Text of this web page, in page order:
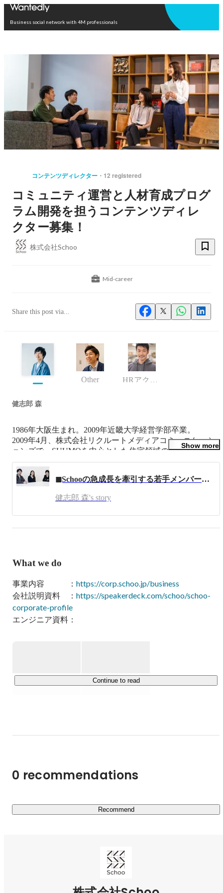
Business social network with 4M professionals
コンテンツディレクター 12 registered
コミュニティ運営と人材育成プログ
ラム開発を担うコンテンツディレ
クター募集！
株式会社Schoo
Mid-career
Share this post via...
Other HRアクセラレータ部門
健志郎 森
1986年大阪生まれ。2009年近畿大学経営学部卒業。
2009年4月、株式会社リクルートメディアコミュニケーシ
ョンズで、SUUMOを中心とした住宅領域の広告企画制作
に従事。
2011年10月、自身24歳時に株式会社Schoo（スクー）を設
立し代表取締役に就任（現職）。
Show more
◼︎Schooの急成長を牽引する若手メンバーが語る、Vision・Missionとの出会いと、今、ココで働く意義 -前編-
健志郎 森's story
What we do
事業内容　　　： https://corp.schoo.jp/business
会社説明資料　： https://speakerdeck.com/schoo/schoo-
corporate-profile
エンジニア資料：
■私たちについて
挑戦を続けています。
①法人事業「Schoo for Business」
予測のつかない時代の中で企業の競争力を維持するために
は、社員一人一人が学びを日常に取り入れ、知識やスキル
Continue to read
0 recommendations
Recommend